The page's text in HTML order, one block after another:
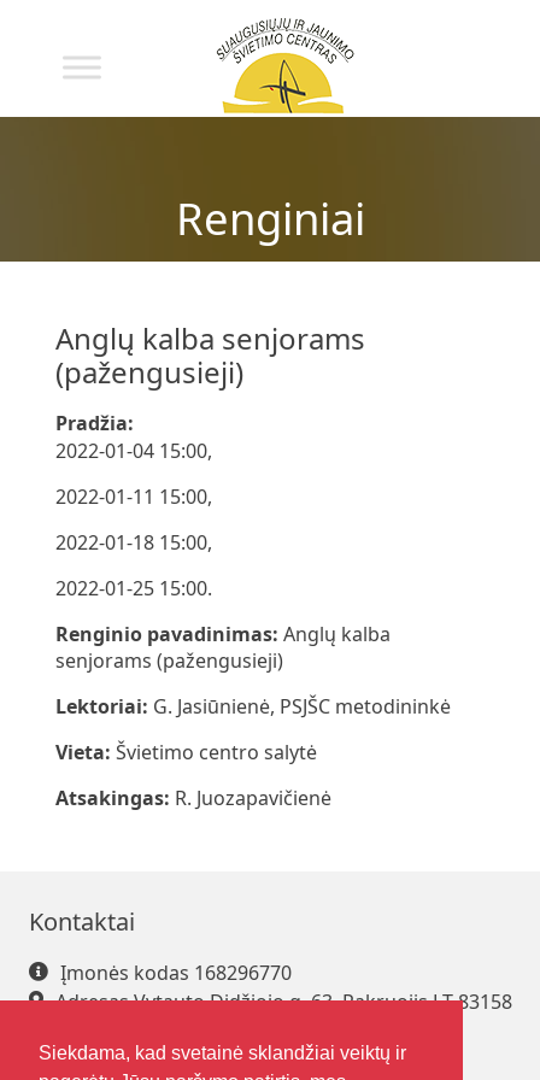
Renginiai
Anglų kalba senjorams
(pažengusieji)
Pradžia:
2022-01-04 15:00,
2022-01-11 15:00,
2022-01-18 15:00,
2022-01-25 15:00.
Renginio pavadinimas: Anglų kalba
senjorams (pažengusieji)
Lektoriai: G. Jasiūnienė, PSJŠC metodininkė
Vieta: Švietimo centro salytė
Atsakingas: R. Juozapavičienė
Kontaktai
Įmonės kodas 168296770
Adresas Vytauto Didžiojo g. 63, Pakruojis LT-83158
El. paštaspakrsjc@gmail.com
Siekdama, kad svetainė sklandžiai veiktų ir